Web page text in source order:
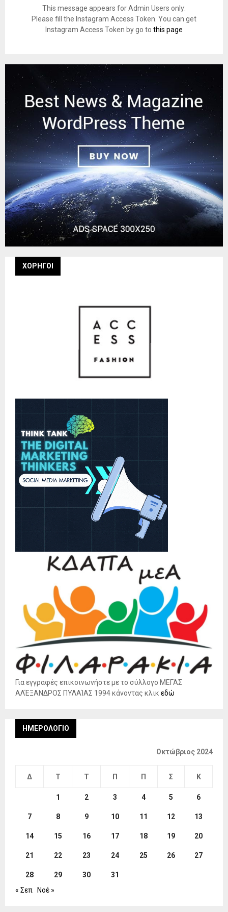
This message appears for Admin Users only:
Please fill the Instagram Access Token. You can get
Instagram Access Token by go to this page
ΧΟΡΗΓΟΙ
Για εγγραφές επικοινωνήστε με το σύλλογο ΜΕΓΑΣ
ΑΛΈΞΑΝΔΡΟΣ ΠΥΛΑΊΑΣ 1994 κάνοντας κλικ εδώ
ΗΜΕΡΟΛΌΓΙΟ
Οκτώβριος 2024
Δ Τ Τ Π Π Σ Κ
1 2 3 4 5 6
7 8 9 10 11 12 13
14 15 16 17 18 19 20
21 22 23 24 25 26 27
28 29 30
31
« Σεπ
Νοέ »